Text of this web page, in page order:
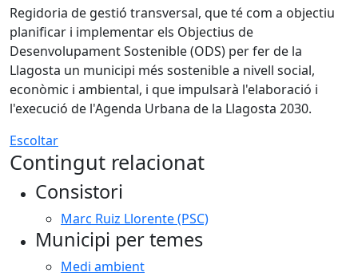
Regidoria de gestió transversal, que té com a objectiu
planificar i implementar els Objectius de
Desenvolupament Sostenible (ODS) per fer de la
Llagosta un municipi més sostenible a nivell social,
econòmic i ambiental, i que impulsarà l'elaboració i
l'execució de l'Agenda Urbana de la Llagosta 2030.
Escoltar
Contingut relacionat
Consistori
Marc Ruiz Llorente (PSC)
Municipi per temes
Medi ambient